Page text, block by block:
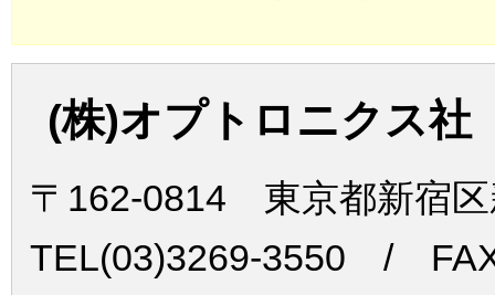
(株)オプトロニクス社
〒162-0814 東京都新宿
TEL(03)3269-3550 /